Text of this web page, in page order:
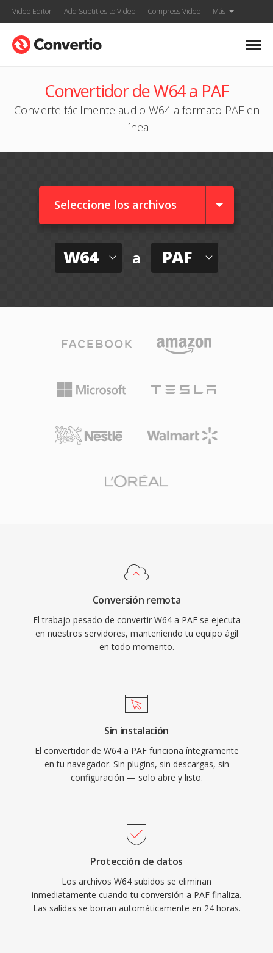
Video Editor Add Subtitles to Video Compress Video Más
Convertidor de W64 a PAF
Convierte fácilmente audio W64 a formato PAF en
línea
Seleccione los archivos
W64 a PAF
Conversión remota
El trabajo pesado de convertir W64 a PAF se ejecuta
en nuestros servidores, manteniendo tu equipo ágil
en todo momento.
Sin instalación
El convertidor de W64 a PAF funciona íntegramente
en tu navegador. Sin plugins, sin descargas, sin
configuración — solo abre y listo.
Protección de datos
Los archivos W64 subidos se eliminan
inmediatamente cuando tu conversión a PAF finaliza.
Las salidas se borran automáticamente en 24 horas.